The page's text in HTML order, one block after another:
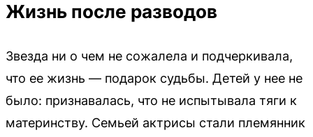
Жизнь после разводов
Звезда ни о чем не сожалела и подчеркивала,
что ее жизнь — подарок судьбы. Детей у нее не
было: признавалась, что не испытывала тяги к
материнству. Семьей актрисы стали племянник